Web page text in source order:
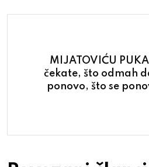
MIJATOVIĆU
čekate, što odmah
ponovo, što se